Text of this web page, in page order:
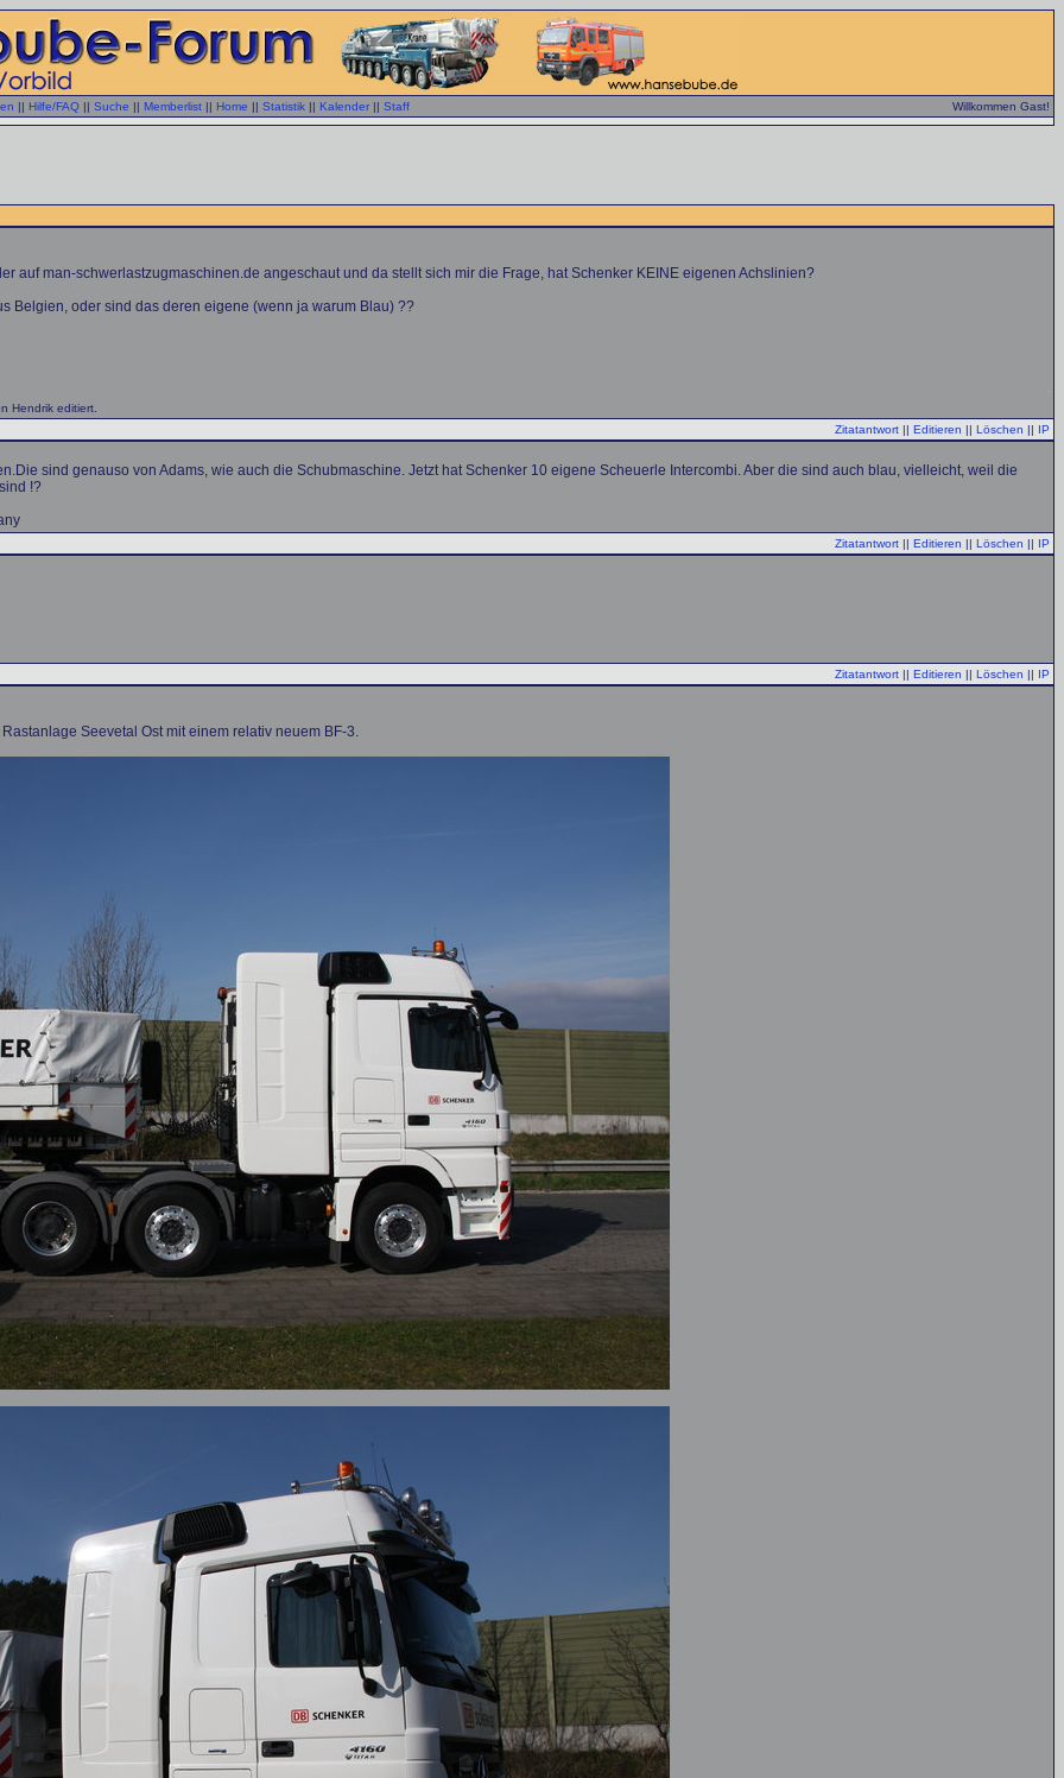
|| Hilfe/FAQ || Suche || Memberlist || Home || Statistik || Kalender || Staff Willkommen Gast!
auf man-schwerlastzugmaschinen.de angeschaut und da stellt sich mir die Frage, hat Schenker KEINE eigenen Achslinien?
Belgien, oder sind das deren eigene (wenn ja warum Blau) ??
Hendrik editiert.
Zitatantwort || Editieren || Löschen || IP
sind genauso von Adams, wie auch die Schubmaschine. Jetzt hat Schenker 10 eigene Scheuerle Intercombi. Aber die sind auch blau, vielleicht, weil die
!?
Zitatantwort || Editieren || Löschen || IP
Zitatantwort || Editieren || Löschen || IP
Seevetal Ost mit einem relativ neuem BF-3.